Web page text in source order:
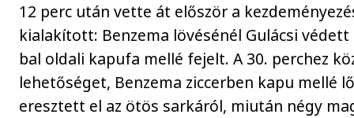
12 perc után vette át először a
kialakított: Benzema lövésénél Gulácsi
bal oldali kapufa mellé fejelt. A 30. perchez
lehetőséget, Benzema ziccerben kapu mellé
eresztett el az ötös sarkáról, miután négy